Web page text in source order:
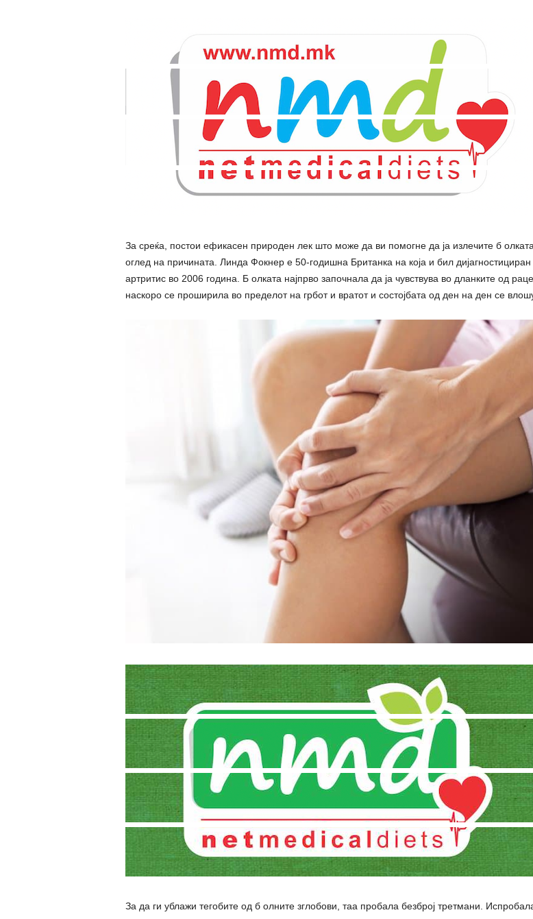
За среќа, постои ефикасен природен лек што може да ви помогне да ја излечите б
оглед на причината. Линда Фокнер е 50-годишна Британка на која и бил дијагностициран
артритис во 2006 година. Б олката најпрво започнала да ја чувствува во дланките од
наскоро се проширила во пределот на грбот и вратот и состојбата од ден на ден се
За да ги ублажи тегобите од б олните зглобови, таа пробала безброј третмани.